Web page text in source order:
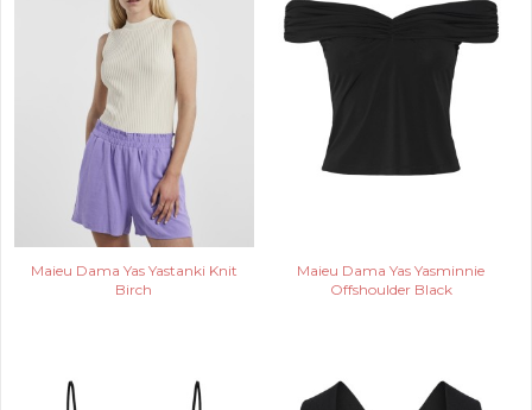
Maieu Dama Yas Yastanki Knit
Birch
Maieu Dama Yas Yasminnie
Offshoulder Black